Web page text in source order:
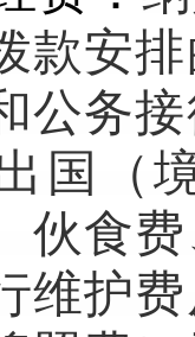
款安
公务
国（
伙食
维护